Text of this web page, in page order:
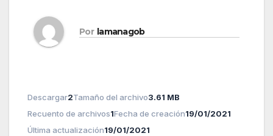
Por lamanagob
Descargar2Tamaño del archivo3.61 MB
Recuento de archivos1Fecha de creación19/01/2021
Última actualización19/01/2021